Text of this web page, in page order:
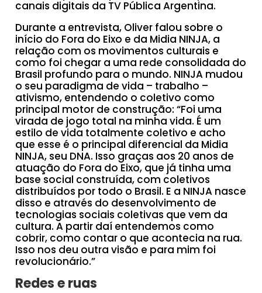
canais digitais da TV Pública Argentina.
Durante a entrevista, Oliver falou sobre o
início do Fora do Eixo e da Midia NINJA, a
relação com os movimentos culturais e
como foi chegar a uma rede consolidada do
Brasil profundo para o mundo. NINJA mudou
o seu paradigma de vida – trabalho –
ativismo, entendendo o coletivo como
principal motor de construção: “Foi uma
virada de jogo total na minha vida. É um
estilo de vida totalmente coletivo e acho
que esse é o principal diferencial da Midia
NINJA, seu DNA. Isso graças aos 20 anos de
atuação do Fora do Eixo, que já tinha uma
base social construída, com coletivos
distribuídos por todo o Brasil. E a NINJA nasce
disso e através do desenvolvimento de
tecnologias sociais coletivas que vem da
cultura. A partir daí entendemos como
cobrir, como contar o que acontecia na rua.
Isso nos deu outra visão e para mim foi
revolucionário.”
Redes e ruas